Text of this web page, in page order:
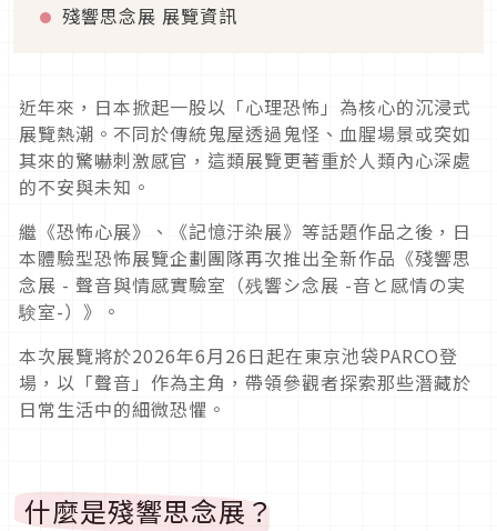
殘響思念展 展覽資訊
近年來，日本掀起一股以「心理恐怖」為核心的沉浸式
展覽熱潮。不同於傳統鬼屋透過鬼怪、血腥場景或突如
其來的驚嚇刺激感官，這類展覽更著重於人類內心深處
的不安與未知。
繼《恐怖心展》、《記憶汙染展》等話題作品之後，日
本體驗型恐怖展覽企劃團隊再次推出全新作品《殘響思
念展 - 聲音與情感實驗室（残響シ念展 -音と感情の実
験室-）》。
本次展覽將於2026年6月26日起在東京池袋PARCO登
場，以「聲音」作為主角，帶領參觀者探索那些潛藏於
日常生活中的細微恐懼。
什麼是殘響思念展？